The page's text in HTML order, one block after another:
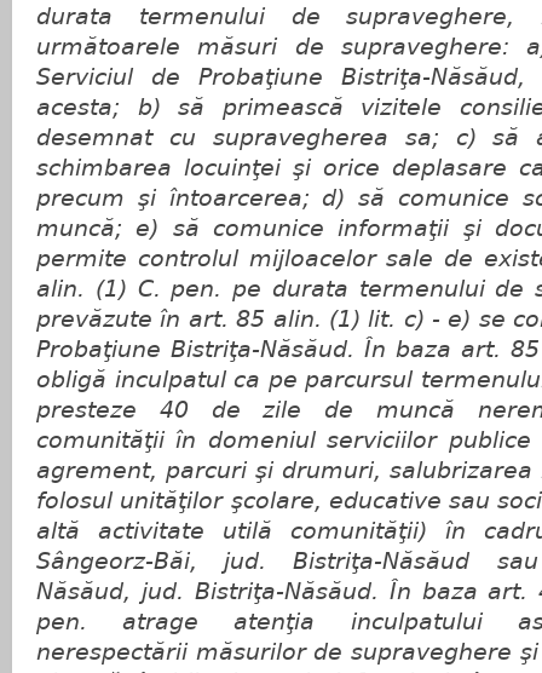
durata termenului de supraveghere,
următoarele măsuri de supraveghere:
Serviciul de Probaţiune Bistriţa-
acesta; b) să primească vizitele
desemnat cu supravegherea sa; c) să
schimbarea locuinţei şi orice deplasare
precum şi întoarcerea; d) să comunice
muncă; e) să comunice informaţii şi
permite controlul mijloacelor sale de
alin. (1) C. pen. pe durata termenului de
prevăzute în art. 85 alin. (1) lit. c) - e) se
Probaţiune Bistriţa-Năsăud. În baza art.
obligă inculpatul ca pe parcursul
presteze 40 de zile de muncă
comunităţii în domeniul serviciilor
agrement, parcuri şi drumuri,
folosul unităţilor şcolare, educative sau
altă activitate utilă comunităţii) în
Sângeorz-Băi, jud. Bistriţa-Năsăud
Năsăud, jud. Bistriţa-Năsăud. În baza
pen. atrage atenţia inculpatului
nerespectării măsurilor de supraveghere